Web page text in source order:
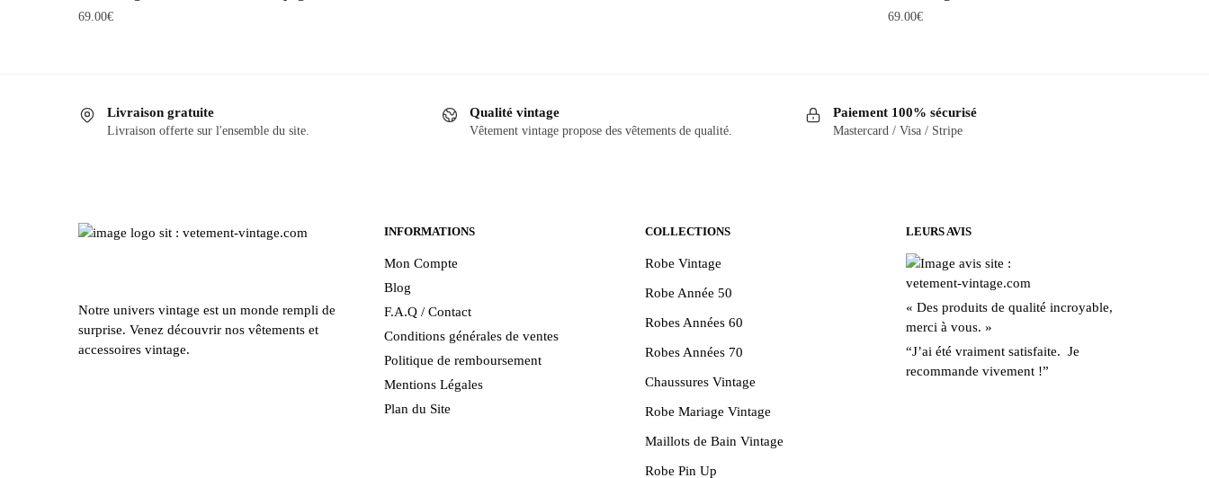
69.00€
choisies
produit
69.00€
Livraison gratuite
Livraison offerte sur l'ensemble du site.
Qualité vintage
Vêtement vintage propose des vêtements de qualité.
Paiement 100% sécurisé
Mastercard / Visa / Stripe
Notre univers vintage est un monde rempli de
surprise. Venez découvrir nos vêtements et
accessoires vintage.
INFORMATIONS
Mon Compte
Blog
F.A.Q / Contact
Conditions générales de ventes
Politique de remboursement
Mentions Légales
Plan du Site
COLLECTIONS
Robe Vintage
Robe Année 50
Robes Années 60
Robes Années 70
Chaussures Vintage
Robe Mariage Vintage
Maillots de Bain Vintage
Robe Pin Up
LEURS AVIS
« Des produits de qualité incroyable,
merci à vous. »
“J’ai été vraiment satisfaite. Je
recommande vivement !”